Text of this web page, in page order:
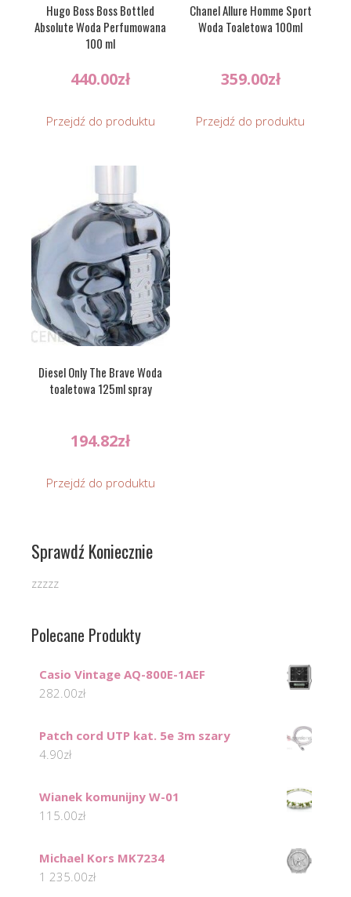
Hugo Boss Boss Bottled
Absolute Woda Perfumowana
100 ml
440.00zł
Przejdź do produktu
Chanel Allure Homme Sport
Woda Toaletowa 100ml
359.00zł
Przejdź do produktu
Diesel Only The Brave Woda
toaletowa 125ml spray
194.82zł
Przejdź do produktu
Sprawdź Koniecznie
zzzzz
Polecane Produkty
Casio Vintage AQ-800E-1AEF
282.00zł
Patch cord UTP kat. 5e 3m szary
4.90zł
Wianek komunijny W-01
115.00zł
Michael Kors MK7234
1 235.00zł